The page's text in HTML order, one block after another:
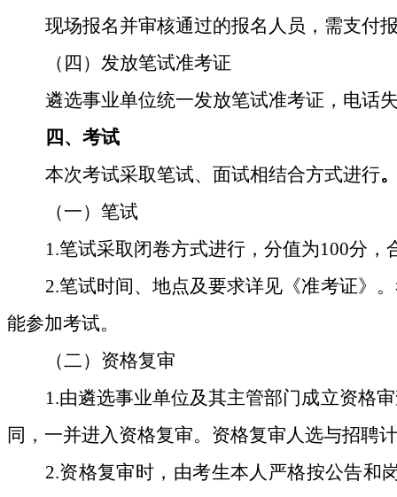
现场报名并审核通过的报名人员， 需支付
（四） 发放笔试准考证
遴选事业单位统一发放笔试准考证，电话
四 、考试
本次考试采取笔试、面试相结合方式进行
（一）笔试
1.笔试采取闭卷方式进行，分值为100分，
2.笔试时间、地点及要求详见《准考证》
能参加考试。
（二）资格复审
1.由遴选事业单位及其主管部门成立资格
同，一并进入资格复审。 资格复审人选与招聘
2.资格复审时，由考生本人严格按公告和